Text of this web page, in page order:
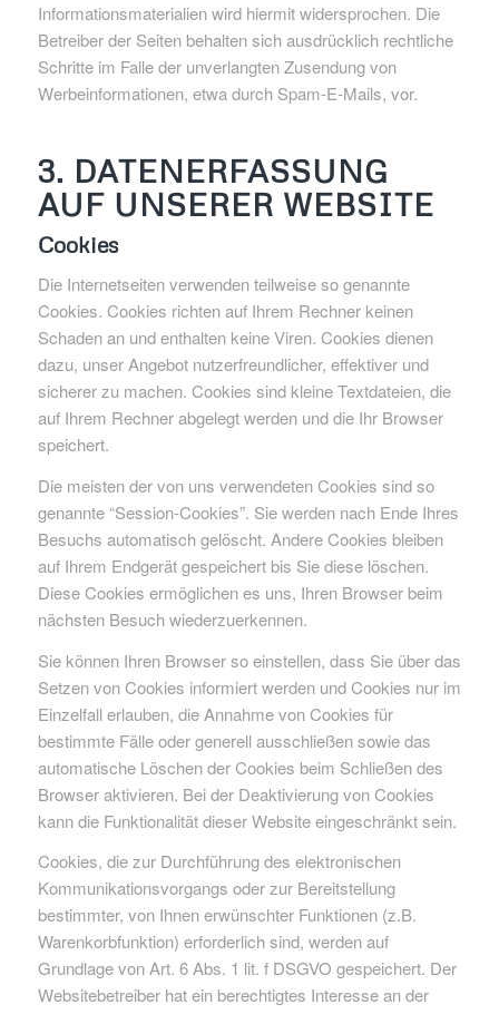
Informationsmaterialien wird hiermit widersprochen. Die
Betreiber der Seiten behalten sich ausdrücklich rechtliche
Schritte im Falle der unverlangten Zusendung von
Werbeinformationen, etwa durch Spam-E-Mails, vor.
3. DATENERFASSUNG
AUF UNSERER WEBSITE
Cookies
Die Internetseiten verwenden teilweise so genannte
Cookies. Cookies richten auf Ihrem Rechner keinen
Schaden an und enthalten keine Viren. Cookies dienen
dazu, unser Angebot nutzerfreundlicher, effektiver und
sicherer zu machen. Cookies sind kleine Textdateien, die
auf Ihrem Rechner abgelegt werden und die Ihr Browser
speichert.
Die meisten der von uns verwendeten Cookies sind so
genannte “Session-Cookies”. Sie werden nach Ende Ihres
Besuchs automatisch gelöscht. Andere Cookies bleiben
auf Ihrem Endgerät gespeichert bis Sie diese löschen.
Diese Cookies ermöglichen es uns, Ihren Browser beim
nächsten Besuch wiederzuerkennen.
Sie können Ihren Browser so einstellen, dass Sie über das
Setzen von Cookies informiert werden und Cookies nur im
Einzelfall erlauben, die Annahme von Cookies für
bestimmte Fälle oder generell ausschließen sowie das
automatische Löschen der Cookies beim Schließen des
Browser aktivieren. Bei der Deaktivierung von Cookies
kann die Funktionalität dieser Website eingeschränkt sein.
Cookies, die zur Durchführung des elektronischen
Kommunikationsvorgangs oder zur Bereitstellung
bestimmter, von Ihnen erwünschter Funktionen (z.B.
Warenkorbfunktion) erforderlich sind, werden auf
Grundlage von Art. 6 Abs. 1 lit. f DSGVO gespeichert. Der
Websitebetreiber hat ein berechtigtes Interesse an der